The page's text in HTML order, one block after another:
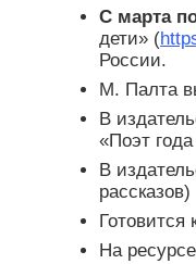
С марта
дети» (
России.
М. Палта
В
«Поэт
В
рассказов)
Готовится
На ресурсе